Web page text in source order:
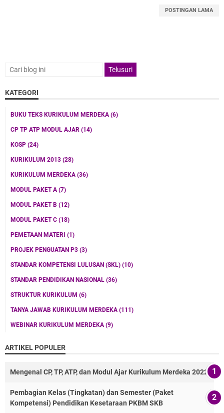
POSTINGAN LAMA
KATEGORI
BUKU TEKS KURIKULUM MERDEKA (6)
CP TP ATP MODUL AJAR (14)
KOSP (24)
KURIKULUM 2013 (28)
KURIKULUM MERDEKA (36)
MODUL PAKET A (7)
MODUL PAKET B (12)
MODUL PAKET C (18)
PEMETAAN MATERI (1)
PROJEK PENGUATAN P3 (3)
STANDAR KOMPETENSI LULUSAN (SKL) (10)
STANDAR PENDIDIKAN NASIONAL (36)
STRUKTUR KURIKULUM (6)
TANYA JAWAB KURIKULUM MERDEKA (111)
WEBINAR KURIKULUM MERDEKA (9)
ARTIKEL POPULER
Mengenal CP, TP, ATP, dan Modul Ajar Kurikulum Merdeka 2022
Pembagian Kelas (Tingkatan) dan Semester (Paket
Kompetensi) Pendidikan Kesetaraan PKBM SKB